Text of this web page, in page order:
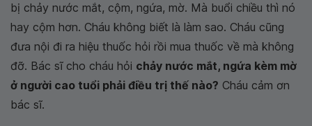
bị chảy nước mắt, cộm, ngứa, mờ. Mà buổi chiều thì nó
hay cộm hơn. Cháu không biết là làm sao. Cháu cũng
đưa nội đi ra hiệu thuốc hỏi rồi mua thuốc về mà không
đỡ. Bác sĩ cho cháu hỏi chảy nước mắt, ngứa kèm mờ
ở người cao tuổi phải điều trị thế nào? Cháu cảm ơn
bác sĩ.